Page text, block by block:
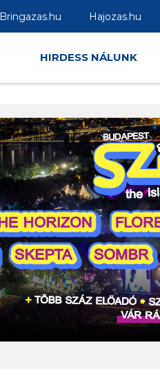
Bringazas.hu Hajozas.hu
HIRDESS NÁLUNK